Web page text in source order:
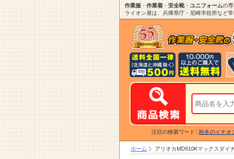
作業服 ・ 作業着 ・ 安全靴・ ユニフォームの
ライオン屋は、兵庫県庁・尼崎市役所など
注目の検索ワード 秋冬のイチオ
ホーム アリオカMD910Kマックスダイ